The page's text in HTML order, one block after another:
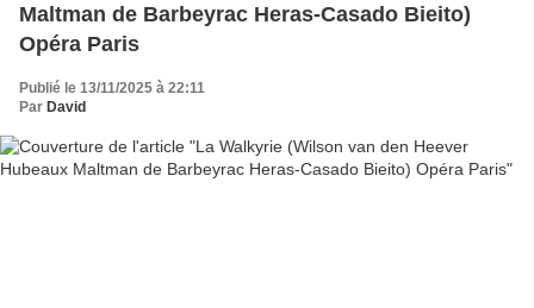
Maltman de Barbeyrac Heras-Casado Bieito)
Opéra Paris
Publié le 13/11/2025 à 22:11
Par David